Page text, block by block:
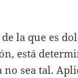
la que es
está
no sea tal.